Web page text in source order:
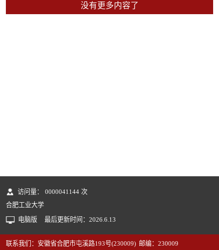
没有更多内容了
访问量： 0000041144 次
合肥工业大学
电脑版
最后更新时间： 2026 6 13
联系我们：安徽省合肥市屯溪路193号(230009) 邮编：230009